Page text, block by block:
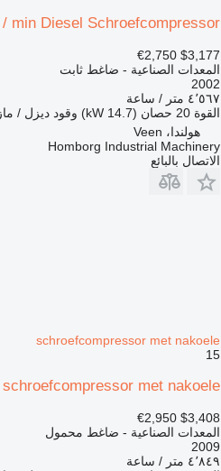
min Diesel Schroefcompressor
$3,177
€2,750
المعدات الصناعية - ضاغط ثابت
2002
٤٬٥٦٧ متر / ساعة
القوة 20 حصان (14.7 kW) وقود ديزل /
هولندا، Veen
Homborg Industrial Machinery
الاتصال بالبائع
schroefcompressor met nakoele
15
met nakoele
$3,408
€2,950
المعدات الصناعية - ضاغط محمول
2009
٤٬٨٤٩ متر / ساعة